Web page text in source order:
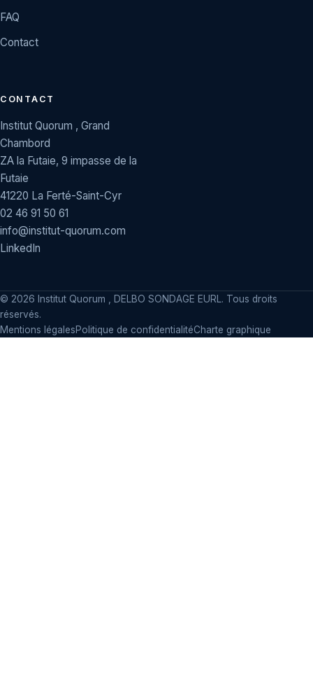
FAQ
Contact
CONTACT
Institut Quorum , Grand
Chambord
ZA la Futaie, 9 impasse de la
Futaie
41220 La Ferté-Saint-Cyr
02 46 91 50 61
info@institut-quorum.com
LinkedIn
© 2026 Institut Quorum , DELBO SONDAGE EURL. Tous droits
réservés.
Mentions légalesPolitique de confidentialitéCharte graphique